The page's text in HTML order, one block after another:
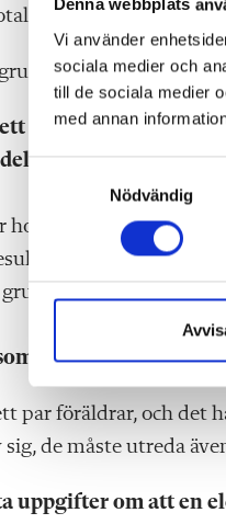
Denna webbplats
Vi använder
sociala medier och
till de sociala medier
med annan
S
m
t
c
e
s
v
l
Nödvändig
900 personer?”.
Mats
brev till
för andra skolor i
honom. Men hela
Vi har
grundskola.
handlar om
par föräldrar, och det
de måste utreda
uppgifter om att en